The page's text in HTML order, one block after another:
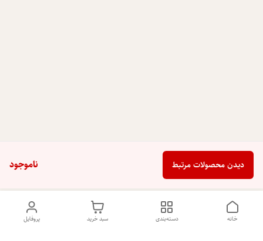
ناموجود دیدن محصولات مرتبط
پروفایل سبد خرید دسته‌بندی خانه